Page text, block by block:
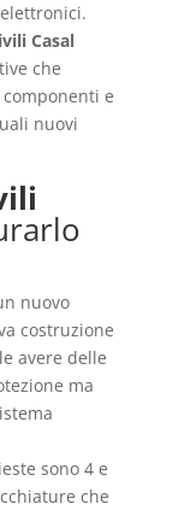
Casal
che
e
nuovi
nuovo
costruzione
avere delle
ma
sono 4 e
che